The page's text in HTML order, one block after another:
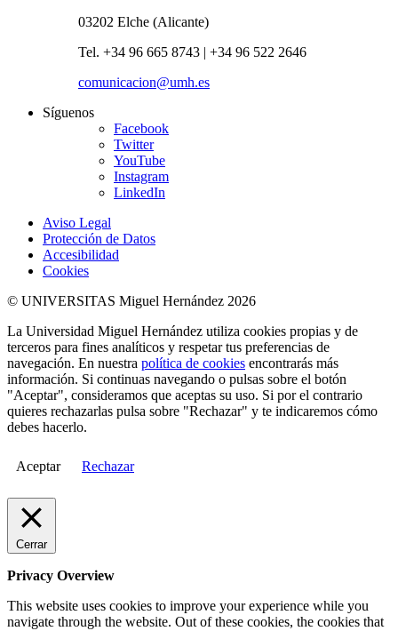
03202 Elche (Alicante)
Tel. +34 96 665 8743 | +34 96 522 2646
comunicacion@umh.es
Síguenos
Facebook
Twitter
YouTube
Instagram
LinkedIn
Aviso Legal
Protección de Datos
Accesibilidad
Cookies
© UNIVERSITAS Miguel Hernández 2026
La Universidad Miguel Hernández utiliza cookies propias y de
terceros para fines analíticos y respetar tus preferencias de
navegación. En nuestra política de cookies encontrarás más
información. Si continuas navegando o pulsas sobre el botón
"Aceptar", consideramos que aceptas su uso. Si por el contrario
quieres rechazarlas pulsa sobre "Rechazar" y te indicaremos cómo
debes hacerlo.
Aceptar Rechazar
Cerrar
Privacy Overview
This website uses cookies to improve your experience while you
navigate through the website. Out of these cookies, the cookies that